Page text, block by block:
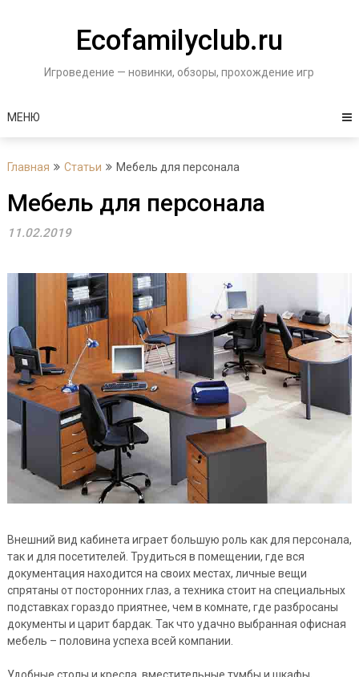
Ecofamilyclub.ru
Игроведение — новинки, обзоры, прохождение игр
МЕНЮ
Главная Статьи Мебель для персонала
Мебель для персонала
11.02.2019
Внешний вид кабинета играет большую роль как для персонала,
так и для посетителей. Трудиться в помещении, где вся
документация находится на своих местах, личные вещи
спрятаны от посторонних глаз, а техника стоит на специальных
подставках гораздо приятнее, чем в комнате, где разбросаны
документы и царит бардак. Так что удачно выбранная офисная
мебель – половина успеха всей компании.